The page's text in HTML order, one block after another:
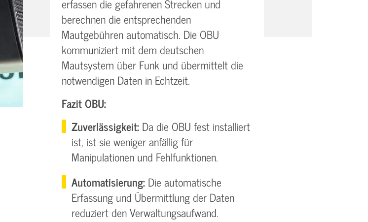
erfassen die gefahrenen Strecken und
berechnen die entsprechenden
Mautgebühren automatisch. Die OBU
kommuniziert mit dem deutschen
Mautsystem über Funk und übermittelt die
notwendigen Daten in Echtzeit.
Fazit OBU:
Zuverlässigkeit:Da die OBU fest installiert
ist, ist sie weniger anfällig für
Manipulationen und Fehlfunktionen.
Automatisierung:Die automatische
Erfassung und Übermittlung der Daten
reduziert den Verwaltungsaufwand.